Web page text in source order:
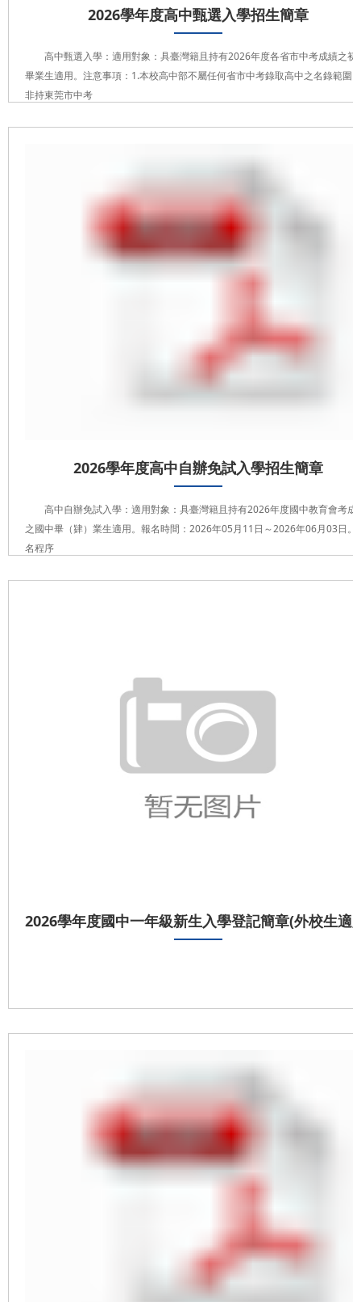
2026學年度高中甄選入學招生簡章
高中甄選入學：適用對象：具臺灣籍且持有2026年度各省市中考成績之初
畢業生適用。注意事項：1.本校高中部不屬任何省市中考錄取高中之名錄範圍
非持東莞市中考
2026學年度高中自辦免試入學招生簡章
高中自辦免試入學：適用對象：具臺灣籍且持有2026年度國中教育會考成
之國中畢（肄）業生適用。報名時間：2026年05月11日～2026年06月03日。
名程序
2026學年度國中一年級新生入學登記簡章(外校生適